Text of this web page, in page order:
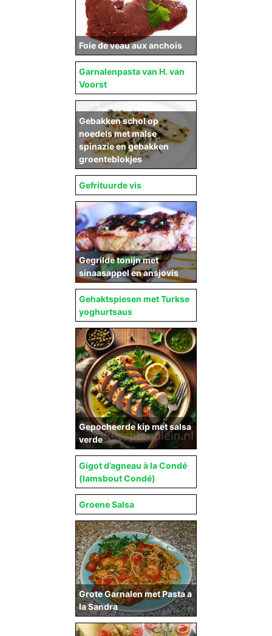
Foie de veau aux anchois
Garnalenpasta van H. van
Voorst
Gebakken schol op
noedels met malse
spinazie en gebakken
groenteblokjes
Gefrituurde vis
Gegrilde tonijn met
sinaasappel en ansjovis
Gehaktspiesen met Turkse
yoghurtsaus
Gepocheerde kip met salsa
verde
Gigot d’agneau à la Condé
(lamsbout Condé)
Groene Salsa
Grote Garnalen met Pasta a
la Sandra